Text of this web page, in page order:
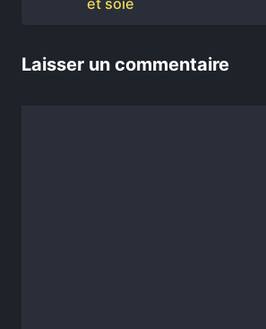
Laisser un commentaire